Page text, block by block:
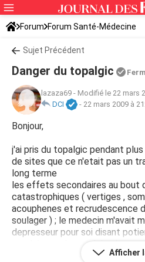
Forum Forum Santé-Médecine
Symptômes et maladies courantes
Sujet Précédent
Danger du topalgic
lazaza69 - Modifié le 22 mars
DCI
- 22 mars 2009 à
Bonjour,
j'ai pris du topalgic pendant
de sites que ce n'etait pas un
long terme
les effets secondaires au bout
catastrophiques ( vertiges ,
acouphenes et recrudescence
soulager ) ; le medecin m'avait
depresseur pour soi disant
antalgiques du topalgic alors
dit de ne pas associer unAfficher